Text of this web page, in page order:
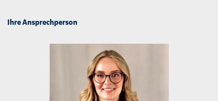
Ihre Ansprechperson